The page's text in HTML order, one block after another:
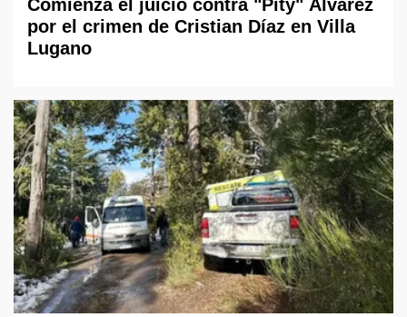
Comienza el juicio contra "Pity" Álvarez
por el crimen de Cristian Díaz en Villa
Lugano